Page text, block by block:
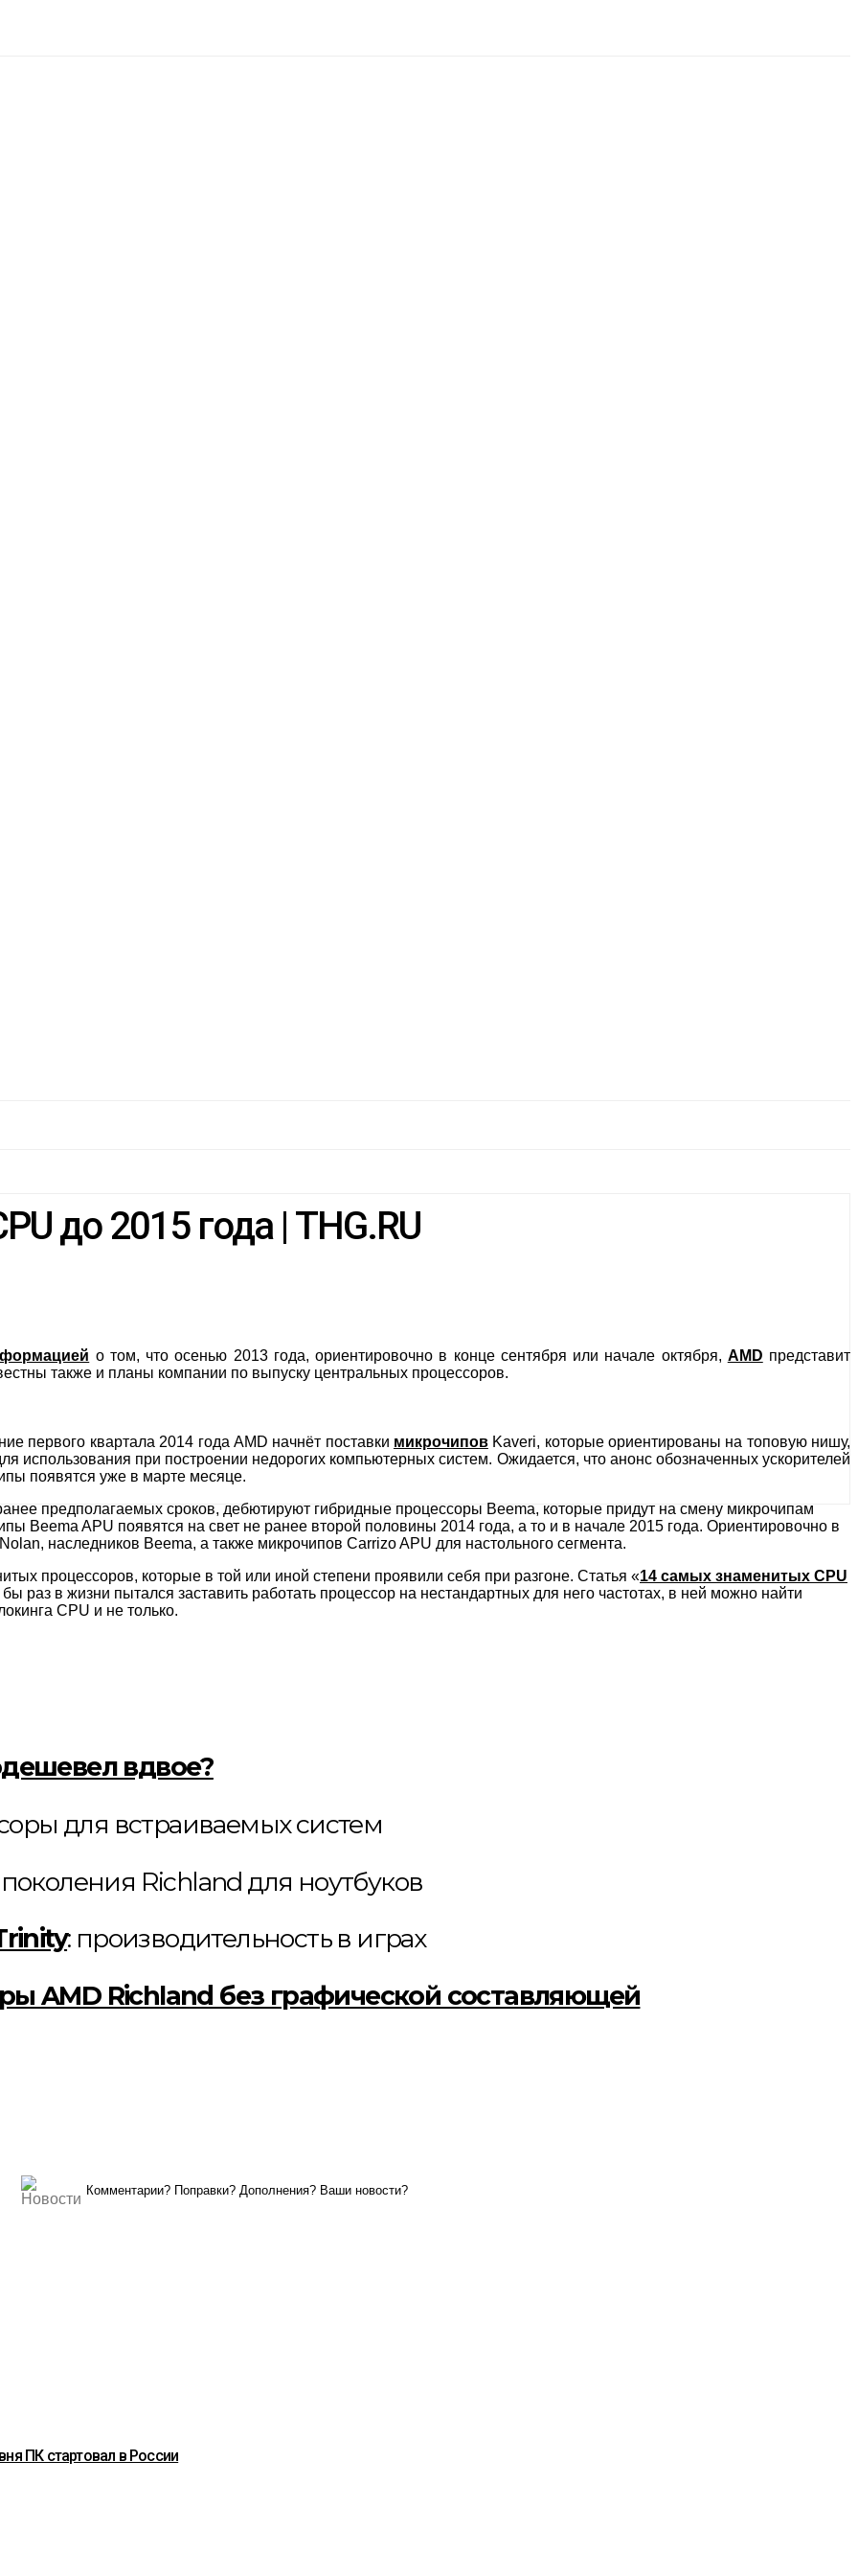
до 2015 года | THG.RU
о том, что осенью 2013 года, ориентировочно в конце сентября или начале октября, AMD представит
также и планы компании по выпуску центральных процессоров.
первого квартала 2014 года AMD начнёт поставки микрочиповKaveri, которые ориентированы на топовую нишу,
использования при построении недорогих компьютерных систем. Ожидается, что анонс обозначенных ускорителей
появятся уже в марте месяце.
предполагаемых сроков, дебютируют гибридные процессоры Beema, которые придут на смену микрочипам
Beema APU появятся на свет не ранее второй половины 2014 года, а то и в начале 2015 года. Ориентировочно в
наследников Beema, а также микрочипов Carrizo APU для настольного сегмента.
процессоров, которые в той или иной степени проявили себя при разгоне. Статья «14 самых знаменитых CPU
раз в жизни пытался заставить работать процессор на нестандартных для него частотах, в ней можно найти
CPU и не только.
вдвое?
для встраиваемых систем
Richland для ноутбуков
: производительность в играх
AMD Richland без графической составляющей
Комментарии? Поправки? Дополнения? Ваши новости?
ПК стартовал в России